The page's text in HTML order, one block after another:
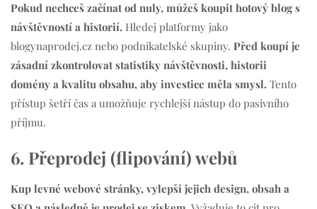
Pokud nechceš začínat od nuly, můžeš koupit hotový blog s
návštěvností a historií. Hledej platformy jako
blogynaprodej.cz nebo podnikatelské skupiny. Před koupí je
zásadní zkontrolovat statistiky návštěvnosti, historii
domény a kvalitu obsahu, aby investice měla smysl. Tento
přístup šetří čas a umožňuje rychlejší nástup do pasivního
příjmu.
6. Přeprodej (flipování) webů
Kup levné webové stránky, vylepši jejich design, obsah a